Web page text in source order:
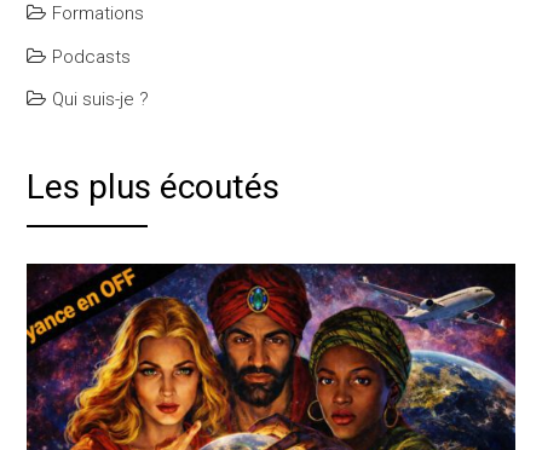
Formations
Podcasts
Qui suis-je ?
Les plus écoutés